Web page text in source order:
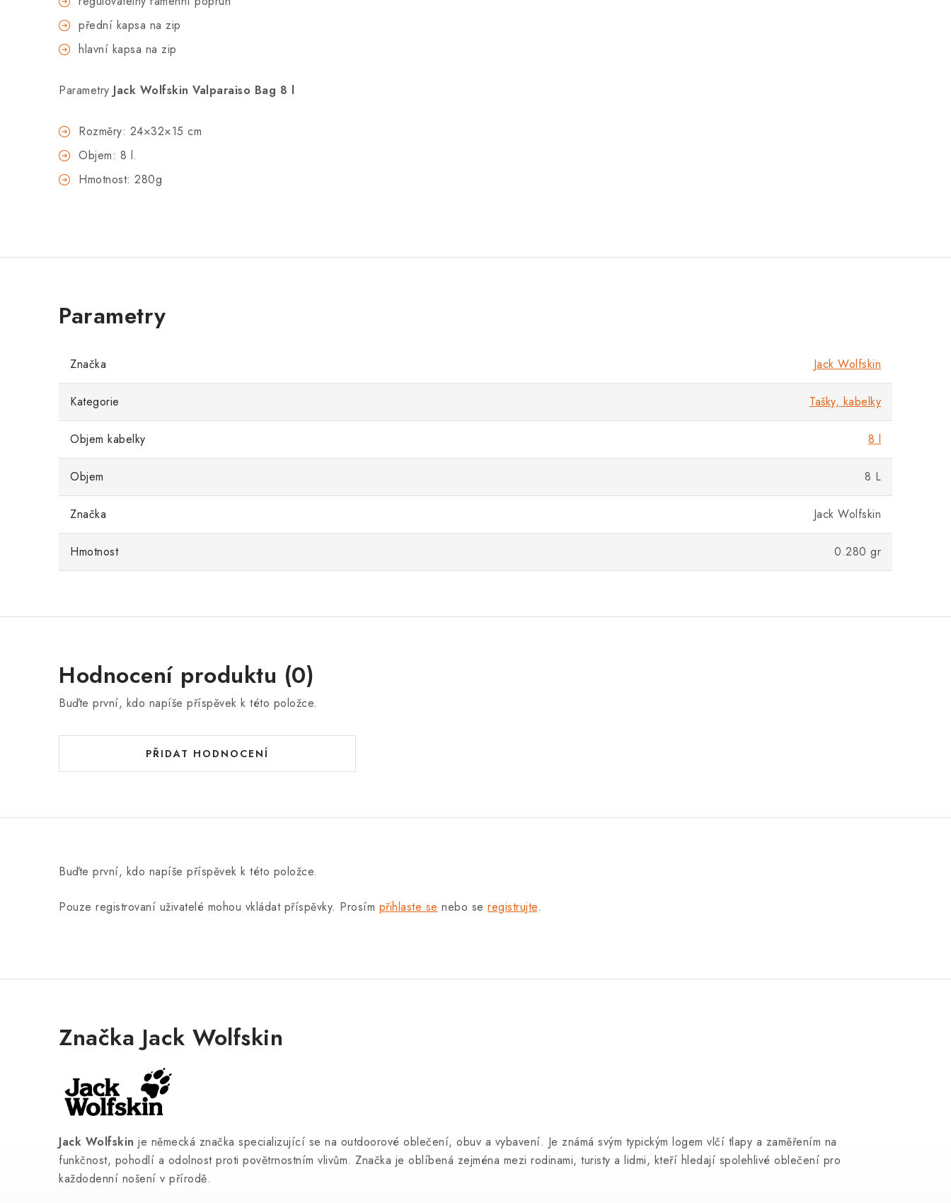
přední kapsa na zip
hlavní kapsa na zip
Parametry Jack Wolfskin Valparaiso Bag 8 l
Rozměry: 24×32×15 cm
Objem: 8 l.
Hmotnost: 280g
Značka Jack Wolfskin
Kategorie Tašky, kabelky
Objem kabelky 8 l
Objem 8 L
Značka Jack Wolfskin
Hmotnost 0.280 gr
Hodnocení produktu (0)
Buďte první, kdo napíše příspěvek k této položce.
PŘIDAT HODNOCENÍ
Buďte první, kdo napíše příspěvek k této položce.
Pouze registrovaní uživatelé mohou vkládat příspěvky. Prosím přihlaste se nebo se registrujte.
Značka Jack Wolfskin
Jack Wolfskin je německá značka specializující se na outdoorové oblečení, obuv a vybavení. Je známá svým typickým logem vlčí tlapy a zaměřením na
funkčnost, pohodlí a odolnost proti povětrnostním vlivům. Značka je oblíbená zejména mezi rodinami, turisty a lidmi, kteří hledají spolehlivé oblečení pro
každodenní nošení v přírodě.